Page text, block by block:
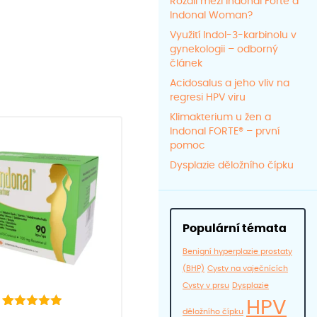
Indonal Woman?
Využití Indol-3-karbinolu v
gynekologii – odborný
článek
Acidosalus a jeho vliv na
regresi HPV viru
Klimakterium u žen a
Indonal FORTE® – první
pomoc
Dysplazie děložního čípku
Populární témata
Benigní hyperplazie prostaty
(BHP) Cysty na vaječnících
Cysty v prsu Dysplazie
děložního čípku HPV